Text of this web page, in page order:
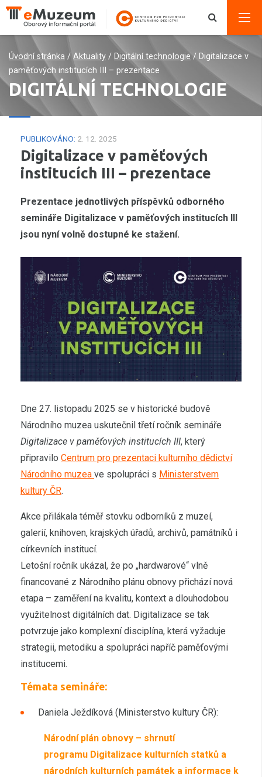
Úvodní stránka / Aktuality / Digitální technologie/ Digitalizace v
paměťových institucích III – prezentace
DIGITÁLNÍ TECHNOLOGIE
PUBLIKOVÁNO: 2. 12. 2025
Digitalizace v paměťových
institucích III – prezentace
Prezentace jednotlivých příspěvků odborného
semináře Digitalizace v paměťových institucích III
jsou nyní volně dostupné ke stažení.
Dne 27. listopadu 2025 se v historické budově
Národního muzea uskutečnil třetí ročník semináře
Digitalizace v paměťových institucích III, který
připravilo Centrum pro prezentaci kulturního dědictví
Národního muzea ve spolupráci s Ministerstvem
kultury ČR.
Akce přilákala téměř stovku odborníků z muzeí,
galerií, knihoven, krajských úřadů, archivů, památníků i
církevních institucí.
Letošní ročník ukázal, že po „hardwarové“ vlně
financované z Národního plánu obnovy přichází nová
etapa – zaměření na kvalitu, kontext a dlouhodobou
využitelnost digitálních dat. Digitalizace se tak
potvrzuje jako komplexní disciplína, která vyžaduje
strategii, metodiku a spolupráci napříč paměťovými
institucemi.
Témata semináře:
Daniela Ježdíková (Ministerstvo kultury ČR):
Národní plán obnovy – shrnutí
programu Digitalizace kulturních statků a
národních kulturních památek a informace k